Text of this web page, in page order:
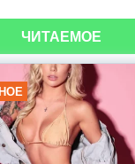
ЧИТАЕМОЕ